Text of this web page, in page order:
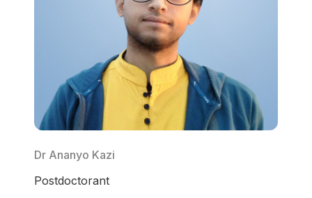
Dr Ananyo Kazi
Postdoctorant